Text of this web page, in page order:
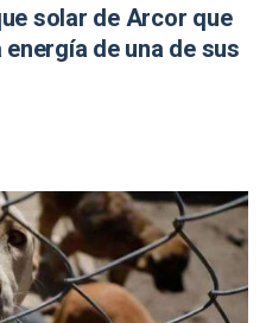
solar de Arcor que
de una de sus